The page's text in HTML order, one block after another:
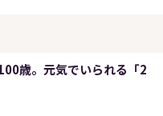
歳。元気でいられる「2